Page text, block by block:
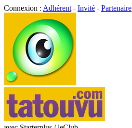
Connexion : Adhérent - Invité - Partenaire